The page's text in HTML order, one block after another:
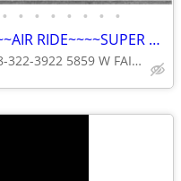
• • • • • • • •
2014 Infiniti Q50 Premium ~~~~~AIR RIDE~~~~SUPER CLEAN~~~~
BOISE MOTORZ 208-322-3922 5859 W FAIRVIEW AVE BOISE IDAHO<ta